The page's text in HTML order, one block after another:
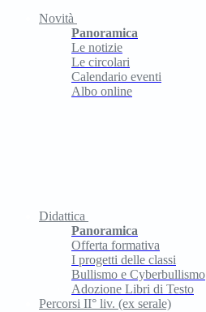
Novità
Panoramica
Le notizie
Le circolari
Calendario eventi
Albo online
Didattica
Panoramica
Offerta formativa
I progetti delle classi
Bullismo e Cyberbullismo
Adozione Libri di Testo
Percorsi II° liv. (ex serale)